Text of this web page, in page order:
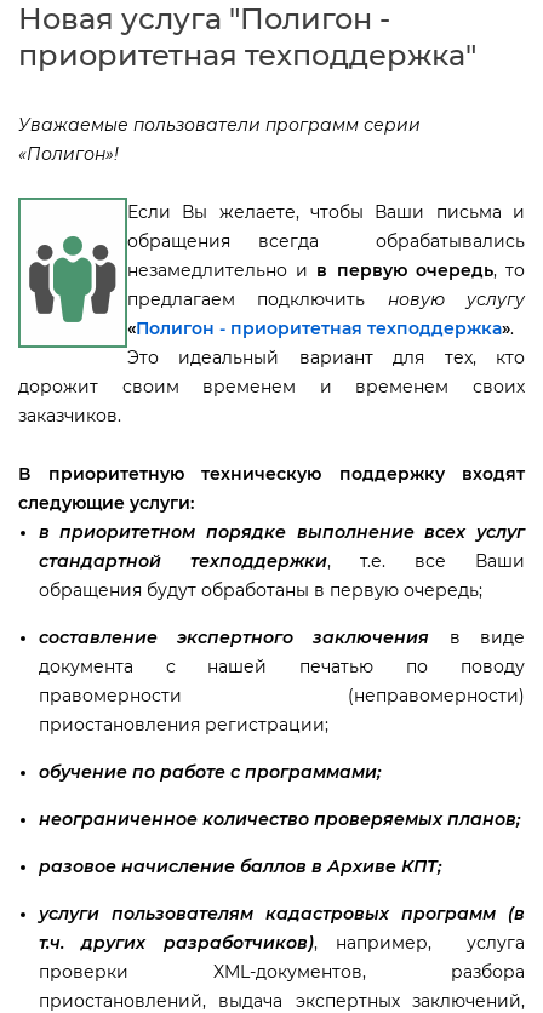
Новая услуга "Полигон -
приоритетная техподдержка"
Уважаемые пользователи программ серии
«Полигон»!
Если Вы желаете, чтобы Ваши письма и
обращения всегда обрабатывались
незамедлительно и первую очередь, то
предлагаем подключить новую услугу
«Полигон - приоритетная техподдержка».
Это идеальный вариант для тех, кто
дорожит своим временем и временем своих
заказчиков.
приоритетную техническую поддержку входят
следующие услуги:
приоритетном порядке выполнение всех услу
стандартной техподдержки, т.е. все Ваши
обращения будут обработаны в первую очередь;
составление экспертного заключения иде
документа с нашей печатью по поводу
правомерности (неправомерности)
приостановления регистрации;
обучение по работе с программами;
неограниченное количество проверяемых планов;
разовое начисление баллов в Архиве КПТ;
услуги пользователям кадастровых программ (
т.ч. других разработчиков), например, услуга
проверки XML-документов, разбора
приостановлений, выдача экспертных заключений,